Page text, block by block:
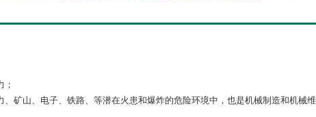
矿山、电子、铁路、等潜在火患和爆炸的危险环境中，也是机械制造和机械维